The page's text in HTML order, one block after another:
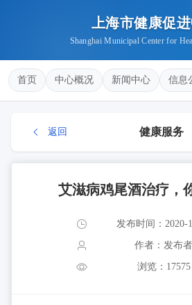
上海市健康促
Shanghai Municipal Center for
首页 中心概况 新闻中心 信息
返回 健康服务
艾滋病鸡尾酒治疗，
发布时间：2020-
作者：发布者
浏览：17575